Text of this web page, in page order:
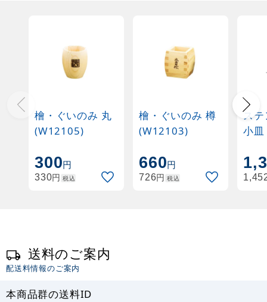
檜・ぐいのみ 丸
(W12105)
300円
330円 税込
檜・ぐいのみ 樽
(W12103)
660円
726円 税込
ス
小
送料のご案内
配送料情報のご案内
本商品群の送料ID